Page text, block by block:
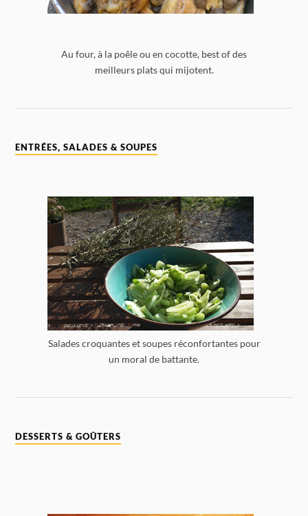
Au four, à la poêle ou en cocotte, best of des
meilleurs plats qui mijotent.
ENTRÉES, SALADES & SOUPES
Salades croquantes et soupes réconfortantes pour
un moral de battante.
DESSERTS & GOÛTERS